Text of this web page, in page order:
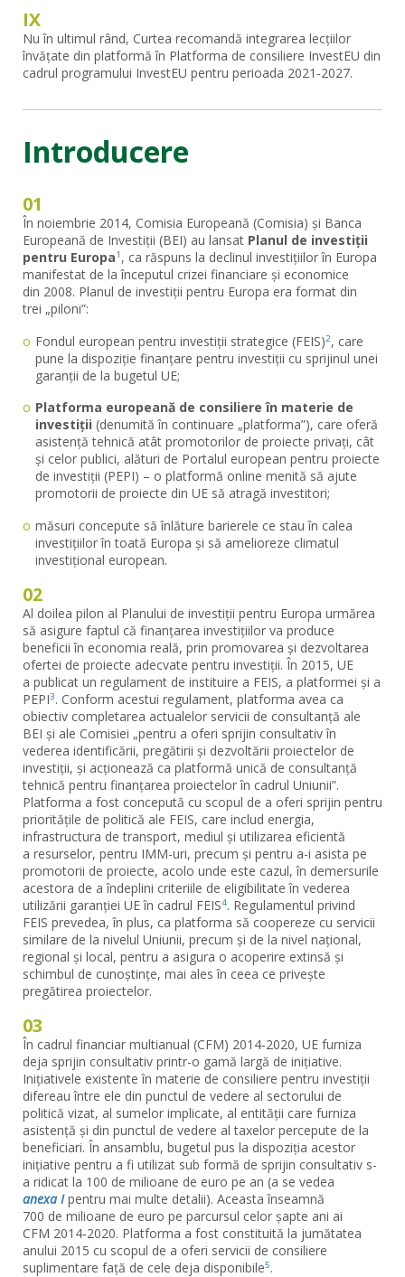
IX
Nu în ultimul rând, Curtea recomandă integrarea lecțiilor
învățate din platformă în Platforma de consiliere InvestEU din
cadrul programului InvestEU pentru perioada 2021‑2027.
Introducere
01
În noiembrie 2014, Comisia Europeană (Comisia) și Banca
Europeană de Investiții (BEI) au lansat Planul de investiții
pentru Europa1 , ca răspuns la declinul investițiilor în Europa
manifestat de la începutul crizei financiare și economice
din 2008. Planul de investiții pentru Europa era format din
trei „piloni”:
Fondul european pentru investiții strategice (FEIS)2, care
pune la dispoziție finanțare pentru investiții cu sprijinul unei
garanții de la bugetul UE;
Platforma europeană de consiliere în materie de
investiții (denumită în continuare „platforma”), care oferă
asistență tehnică atât promotorilor de proiecte privați, cât
și celor publici, alături de Portalul european pentru proiecte
de investiții (PEPI) – o platformă online menită să ajute
promotorii de proiecte din UE să atragă investitori;
măsuri concepute să înlăture barierele ce stau în calea
investițiilor în toată Europa și să amelioreze climatul
investițional european.
02
Al doilea pilon al Planului de investiții pentru Europa urmărea
să asigure faptul că finanțarea investițiilor va produce
beneficii în economia reală, prin promovarea și dezvoltarea
ofertei de proiecte adecvate pentru investiții. În 2015, UE
a publicat un regulament de instituire a FEIS, a platformei și a
PEPI3. Conform acestui regulament, platforma avea ca
obiectiv completarea actualelor servicii de consultanță ale
BEI și ale Comisiei „pentru a oferi sprijin consultativ în
vederea identificării, pregătirii și dezvoltării proiectelor de
investiții, și acționează ca platformă unică de consultanță
tehnică pentru finanțarea proiectelor în cadrul Uniunii”.
Platforma a fost concepută cu scopul de a oferi sprijin pentru
prioritățile de politică ale FEIS, care includ energia,
infrastructura de transport, mediul și utilizarea eficientă
a resurselor, pentru IMM-uri, precum și pentru a-i asista pe
promotorii de proiecte, acolo unde este cazul, în demersurile
acestora de a îndeplini criteriile de eligibilitate în vederea
utilizării garanției UE în cadrul FEIS4. Regulamentul privind
FEIS prevedea, în plus, ca platforma să coopereze cu servicii
similare de la nivelul Uniunii, precum și de la nivel național,
regional și local, pentru a asigura o acoperire extinsă și
schimbul de cunoștințe, mai ales în ceea ce privește
pregătirea proiectelor.
03
În cadrul financiar multianual (CFM) 2014‑2020, UE furniza
deja sprijin consultativ printr-o gamă largă de inițiative.
Inițiativele existente în materie de consiliere pentru investiții
difereau între ele din punctul de vedere al sectorului de
politică vizat, al sumelor implicate, al entității care furniza
asistență și din punctul de vedere al taxelor percepute de la
beneficiari. În ansamblu, bugetul pus la dispoziția acestor
inițiative pentru a fi utilizat sub formă de sprijin consultativ s-
a ridicat la 100 de milioane de euro pe an (a se vedea
anexa Ipentru mai multe detalii). Aceasta înseamnă
700 de milioane de euro pe parcursul celor șapte ani ai
CFM 2014‑2020. Platforma a fost constituită la jumătatea
anului 2015 cu scopul de a oferi servicii de consiliere
suplimentare față de cele deja disponibile5.